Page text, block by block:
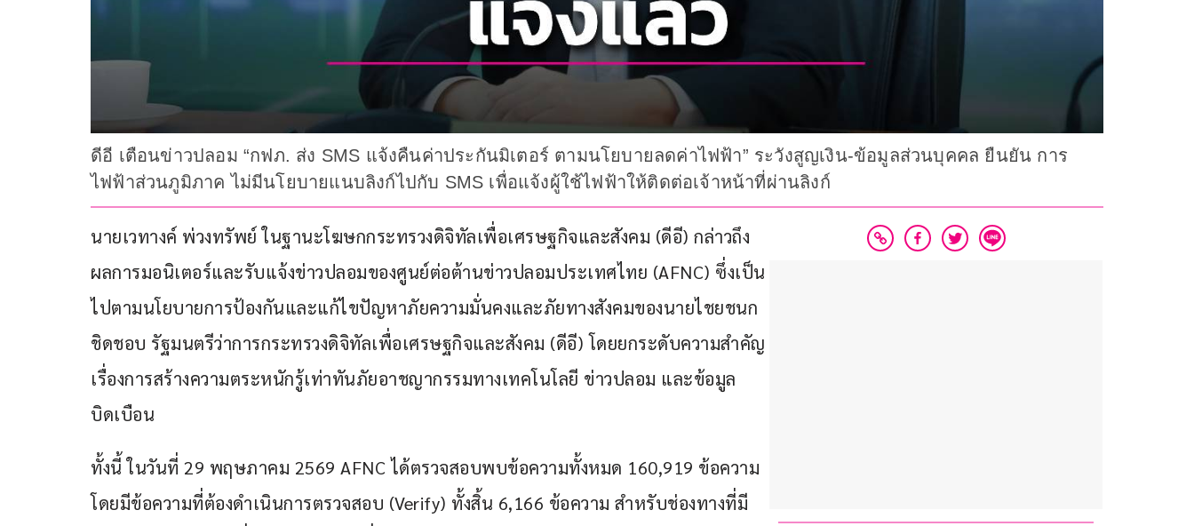
ดีอี เตือนข่าวปลอม “กฟภ. ส่ง SMS แจ้งคืนค่าประกันมิเตอร์ ตามนโยบายลดค่าไฟฟ้า” ระวังสูญเงิน-ข้อมูลส่วนบุคคล ยืนยัน การ
ไฟฟ้าส่วนภูมิภาค ไม่มีนโยบายแนบลิงก์ไปกับ SMS เพื่อแจ้งผู้ใช้ไฟฟ้าให้ติดต่อเจ้าหน้าที่ผ่านลิงก์
นายเวทางค์ พ่วงทรัพย์ ในฐานะโฆษกกระทรวงดิจิทัลเพื่อเศรษฐกิจและสังคม (ดีอี) กล่าวถึง
ผลการมอนิเตอร์และรับแจ้งข่าวปลอมของศูนย์ต่อต้านข่าวปลอมประเทศไทย (AFNC) ซึ่งเป็น
ไปตามนโยบายการป้องกันและแก้ไขปัญหาภัยความมั่นคงและภัยทางสังคมของนายไชยชนก
ชิดชอบ รัฐมนตรีว่าการกระทรวงดิจิทัลเพื่อเศรษฐกิจและสังคม (ดีอี) โดยยกระดับความสำคัญ
เรื่องการสร้างความตระหนักรู้เท่าทันภัยอาชญากรรมทางเทคโนโลยี ข่าวปลอม และข้อมูล
บิดเบือน
ทั้งนี้ ในวันที่ 29 พฤษภาคม 2569 AFNC ได้ตรวจสอบพบข้อความทั้งหมด 160,919 ข้อความ
โดยมีข้อความที่ต้องดำเนินการตรวจสอบ (Verify) ทั้งสิ้น 6,166 ข้อความ สำหรับช่องทางที่มี